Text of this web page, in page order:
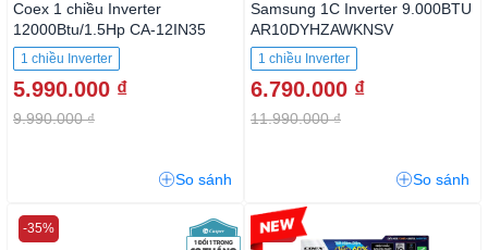
Coex 1 chiều Inverter
12000Btu/1.5Hp CA-12IN35
1 chiều Inverter
5.990.000 ₫
9.990.000 ₫
So sánh
Samsung 1C Inverter 9.000BTU
AR10DYHZAWKNSV
1 chiều Inverter
6.790.000 ₫
11.990.000 ₫
So sánh
-35% -23%